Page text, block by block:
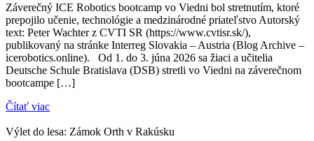
Záverečný ICE Robotics bootcamp vo Viedni bol stretnutím, ktoré
prepojilo učenie, technológie a medzinárodné priateľstvo Autorský
text: Peter Wachter z CVTI SR (https://www.cvtisr.sk/),
publikovaný na stránke Interreg Slovakia – Austria (Blog Archive –
icerobotics.online). Od 1. do 3. júna 2026 sa žiaci a učitelia
Deutsche Schule Bratislava (DSB) stretli vo Viedni na záverečnom
bootcampe […]
Čítať viac
Výlet do lesa: Zámok Orth v Rakúsku